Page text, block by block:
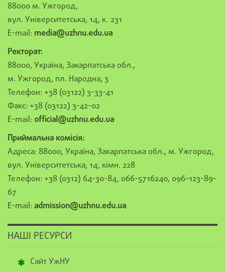
88000 м. Ужгород,
вул. Університетська, 14, к. 231
E-mail: media@uzhnu.edu.ua
Ректорат:
88000, Україна, Закарпатська обл.,
м. Ужгород, пл. Народна, 3
Телефон: +38 (03122) 3-33-41
Факс: +38 (03122) 3-42-02
E-mail: official@uzhnu.edu.ua
Приймальна комісія:
Адреса: 88000, Україна, Закарпатська обл., м. Ужгород,
вул. Університетська, 14, кімн. 228
Телефон: +38 (0312) 64-30-84, 066-5716240, 096-123-89-
67
E-mail: admission@uzhnu.edu.ua
НАШІ РЕСУРСИ
Сайт УжНУ